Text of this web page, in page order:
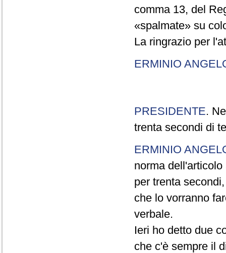
comma 13, del
«spalmate» su
La ringrazio per
ERMINIO
PRESIDENTE.
trenta secondi di
ERMINIO
norma
per trenta
che lo vorranno
verbale.
Ieri ho detto due
che c'è sempre il